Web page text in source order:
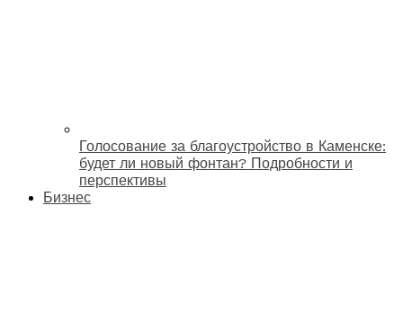
Голосование за благоустройство в Каменске:
будет ли новый фонтан? Подробности и
перспективы
Бизнес